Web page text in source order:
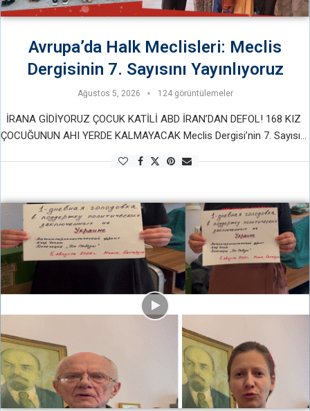
Avrupa’da Halk Meclisleri: Meclis
Dergisinin 7. Sayısını Yayınlıyoruz
Ağustos 5, 2026 124 görüntülemeler
İRANA GİDİYORUZ ÇOCUK KATİLİ ABD İRAN’DAN DEFOL! 168 KIZ
ÇOCUĞUNUN AHI YERDE KALMAYACAK Meclis Dergisi’nin 7. Sayısını